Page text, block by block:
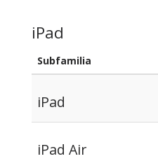
iPad
Subfamilia
iPad
iPad Air